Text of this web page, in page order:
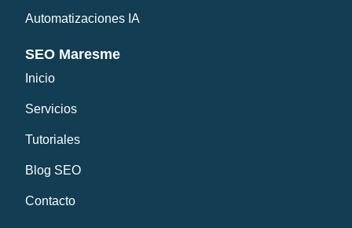
Automatizaciones IA
SEO Maresme
Inicio
Servicios
Tutoriales
Blog SEO
Contacto